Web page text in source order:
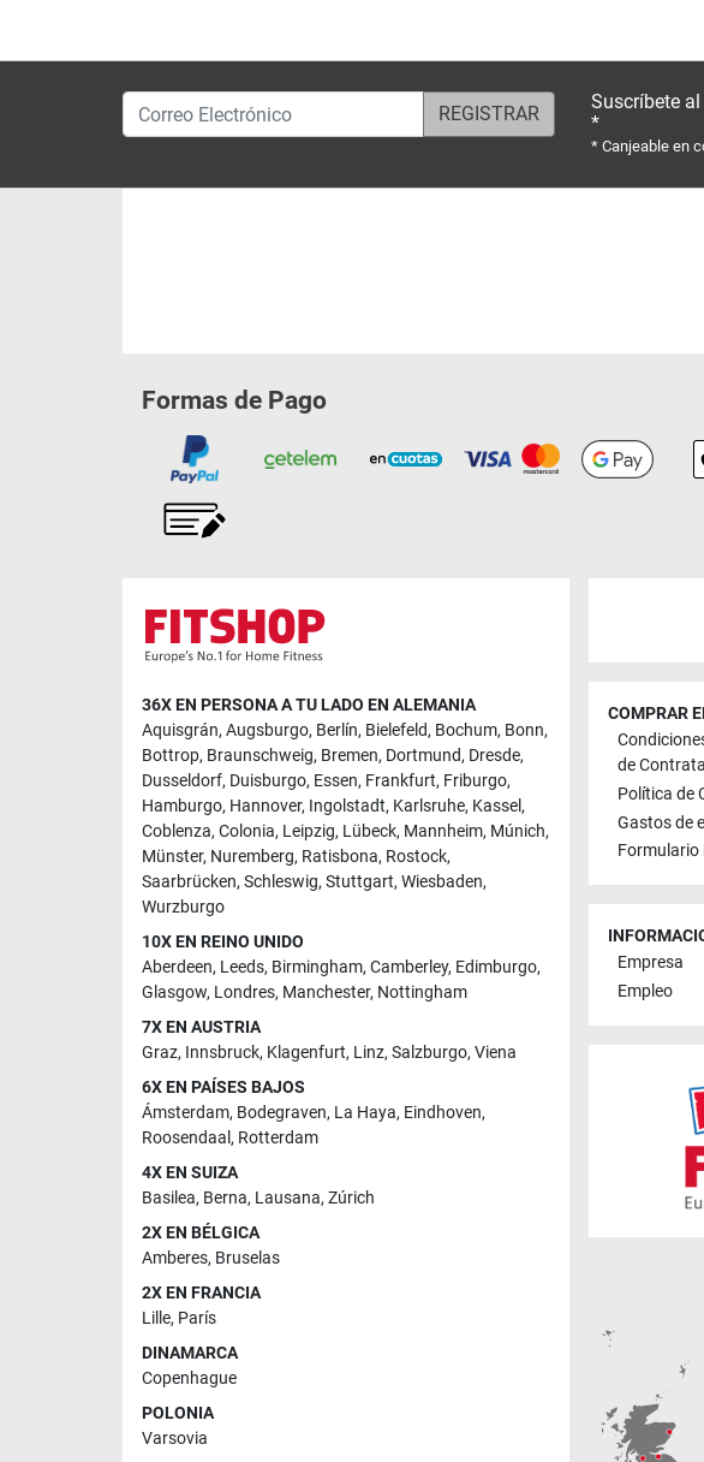
Correo Electrónico
Suscríbete
*
* Canjeable en
Formas de Pago
36X EN PERSONA A TU LADO EN ALEMANIA
Aquisgrán, Augsburgo, Berlín, Bielefeld, Bochum, Bonn,
Bottrop, Braunschweig, Bremen, Dortmund, Dresde,
Dusseldorf, Duisburgo, Essen, Frankfurt, Friburgo,
Hamburgo, Hannover, Ingolstadt, Karlsruhe, Kassel,
Coblenza, Colonia, Leipzig, Lübeck, Mannheim, Múnich,
Münster, Nuremberg, Ratisbona, Rostock,
Saarbrücken, Schleswig, Stuttgart, Wiesbaden,
Wurzburgo
10X EN REINO UNIDO
Aberdeen, Leeds, Birmingham, Camberley, Edimburgo,
Glasgow, Londres, Manchester, Nottingham
7X EN AUSTRIA
Graz, Innsbruck, Klagenfurt, Linz, Salzburgo, Viena
6X EN PAÍSES BAJOS
Ámsterdam, Bodegraven, La Haya, Eindhoven,
Roosendaal , Rotterdam
4X EN SUIZA
Basilea, Berna, Lausana, Zúrich
2X EN BÉLGICA
Amberes, Bruselas
2X EN FRANCIA
Lille, París
DINAMARCA
Copenhague
POLONIA
Varsovia
COMPRAR
de
Política de
Gastos de
Formulario
Empresa
Empleo